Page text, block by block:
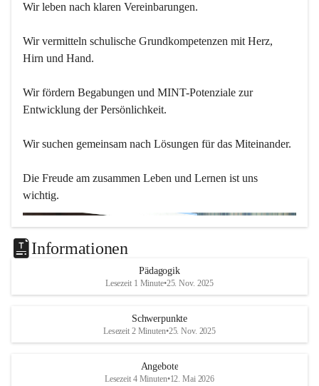
Wir leben nach klaren Vereinbarungen.
Wir vermitteln schulische Grundkompetenzen mit Herz,
Hirn und Hand.
Wir fördern Begabungen und MINT-Potenziale zur
Entwicklung der Persönlichkeit.
Wir suchen gemeinsam nach Lösungen für das Miteinander.
Die Freude am zusammen Leben und Lernen ist uns
wichtig.
Informationen
Pädagogik
Lesezeit 1 Minute•25. Nov. 2025
Schwerpunkte
Lesezeit 2 Minuten•25. Nov. 2025
Angebote
Lesezeit 4 Minuten•12. Mai 2026